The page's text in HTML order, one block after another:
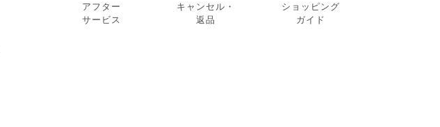
アフター
サービス
キャンセル・
返品
ショッピング
ガイド